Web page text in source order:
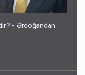
- Ərdoğandan